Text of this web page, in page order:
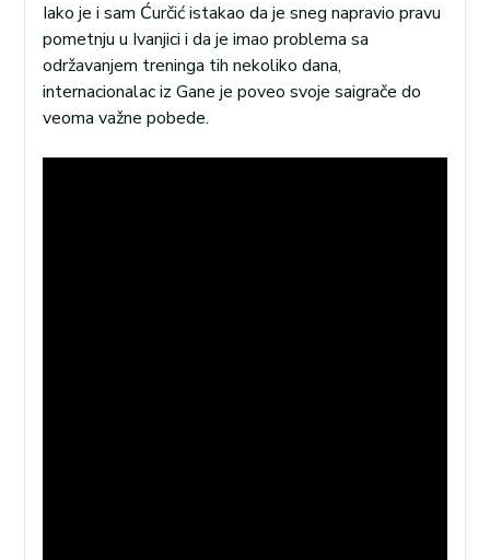
Iako je i sam Ćurčić istakao da je sneg napravio pravu
pometnju u Ivanjici i da je imao problema sa
održavanjem treninga tih nekoliko dana,
internacionalac iz Gane je poveo svoje saigrače do
veoma važne pobede.